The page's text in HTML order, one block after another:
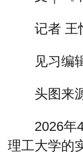
记者 王
见习编
头图来
2026年
理工大学的